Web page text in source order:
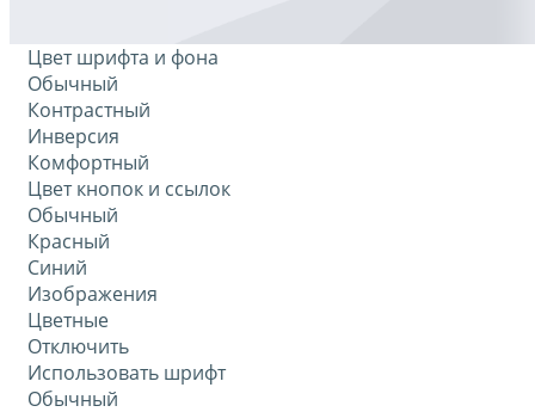
Цвет шрифта и фона
Обычный
Контрастный
Инверсия
Комфортный
Цвет кнопок и ссылок
Обычный
Красный
Синий
Изображения
Цветные
Отключить
Использовать шрифт
Обычный